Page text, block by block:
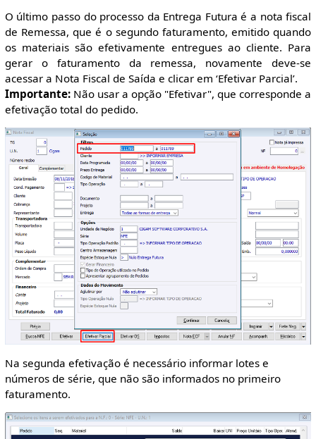
O último passo do processo da Entrega Futura é a nota fiscal
de Remessa, que é o segundo faturamento, emitido quando
os materiais são efetivamente entregues ao cliente. Para
gerar o faturamento da remessa, novamente deve-se
acessar a Nota Fiscal de Saída e clicar em ‘Efetivar Parcial’.
Importante:Não usar a opção "Efetivar", que corresponde a
efetivação total do pedido.
Na segunda efetivação é necessário informar lotes e
números de série, que não são informados no primeiro
faturamento.